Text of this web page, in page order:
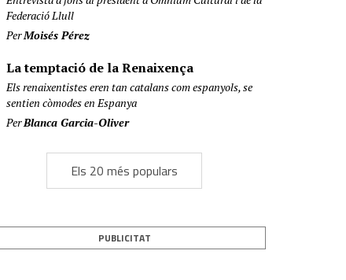
Federació Llull
PerMoisés Pérez
La temptació de la Renaixença
Els renaixentistes eren tan catalans com espanyols, se
sentien còmodes en Espanya
PerBlanca Garcia-Oliver
Els 20 més populars
PUBLICITAT